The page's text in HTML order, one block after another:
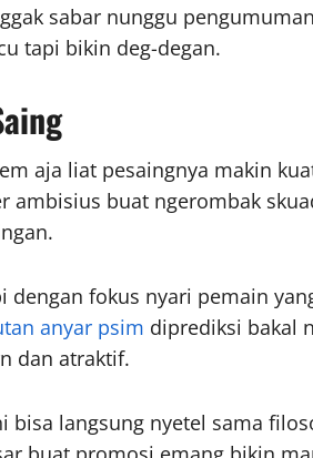
sabar nunggu
tapi bikin deg-degan.
aja liat pesaingnya makin
ambisius buat ngerombak
fokus nyari pemain
anyar psim diprediksi bakal
dan atraktif.
bisa langsung nyetel sama